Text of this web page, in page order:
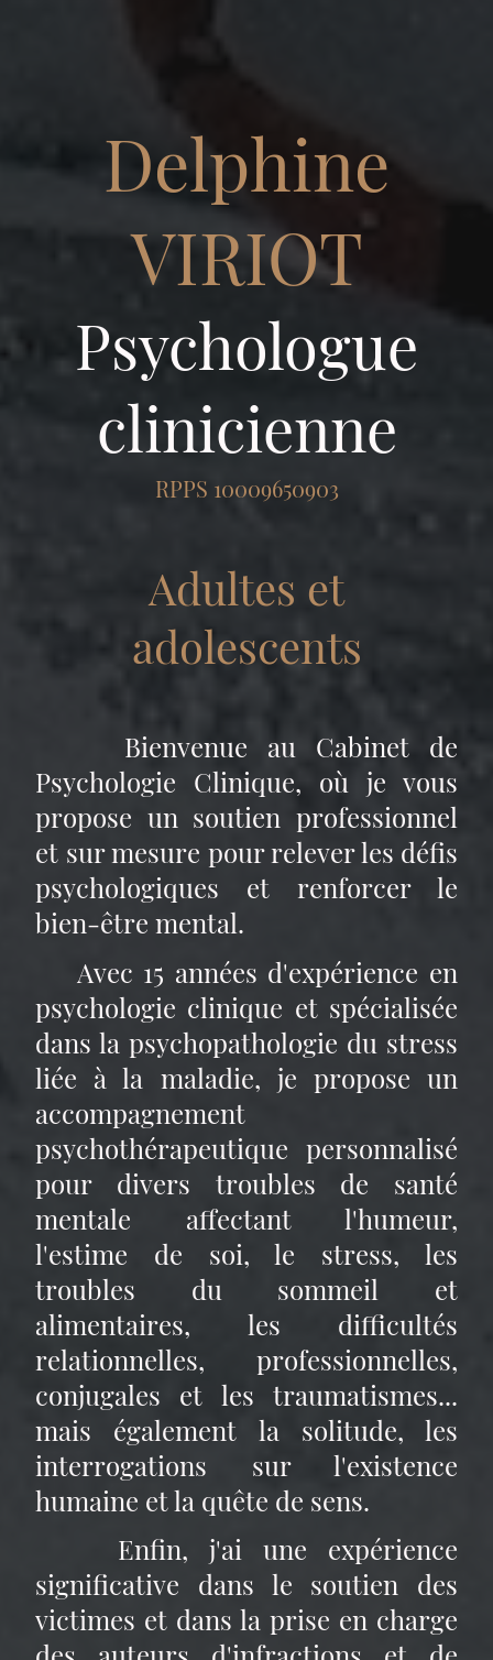
Delphine
VIRIOT
Psychologue
clinicienne
RPPS 10009650903
Adultes et
adolescents
Bienvenue au Cabinet de
Psychologie Clinique, où je vous
propose un soutien professionnel
et sur mesure pour relever les défis
psychologiques et renforcer le
bien-être mental.
Avec 15 années d'expérience en
psychologie clinique et spécialisée
dans la psychopathologie du stress
liée à la maladie, je propose un
accompagnement
psychothérapeutique personnalisé
pour divers troubles de santé
mentale affectant l'humeur,
l'estime de soi, le stress, les
troubles du sommeil et
alimentaires, les difficultés
relationnelles, professionnelles,
conjugales et les traumatismes...
mais également la solitude, les
interrogations sur l'existence
humaine et la quête de sens.
Enfin, j'ai une expérience
significative dans le soutien des
victimes et dans la prise en charge